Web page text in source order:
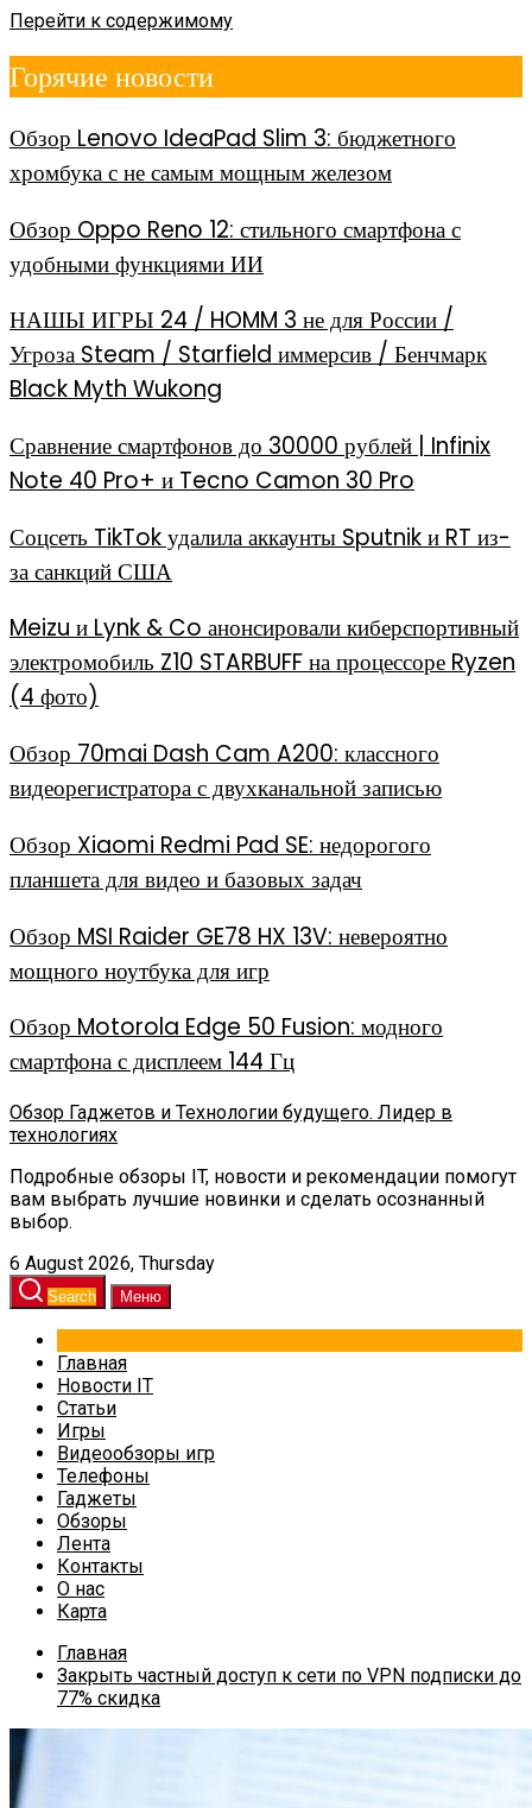
Перейти к содержимому
Горячие новости
Обзор Lenovo IdeaPad Slim 3: бюджетного
хромбука с не самым мощным железом
Обзор Oppo Reno 12: стильного смартфона с
удобными функциями ИИ
НАШЫ ИГРЫ 24 / HOMM 3 не для России /
Угроза Steam / Starfield иммерсив / Бенчмарк
Black Myth Wukong
Сравнение смартфонов до 30000 рублей | Infinix
Note 40 Pro+ и Tecno Camon 30 Pro
Соцсеть TikTok удалила аккаунты Sputnik и RT из-
за санкций США
Meizu и Lynk & Co анонсировали киберспортивный
электромобиль Z10 STARBUFF на процессоре Ryzen
(4 фото)
Обзор 70mai Dash Cam A200: классного
видеорегистратора с двухканальной записью
Обзор Xiaomi Redmi Pad SE: недорогого
планшета для видео и базовых задач
Обзор MSI Raider GE78 HX 13V: невероятно
мощного ноутбука для игр
Обзор Motorola Edge 50 Fusion: модного
смартфона с дисплеем 144 Гц
Обзор Гаджетов и Технологии будущего. Лидер в
технологиях
Подробные обзоры IT, новости и рекомендации помогут
вам выбрать лучшие новинки и сделать осознанный
выбор.
6 August 2026, Thursday
Search Меню
Главная
Новости IT
Статьи
Игры
Видеообзоры игр
Телефоны
Гаджеты
Обзоры
Лента
Контакты
О нас
Карта
Главная
Закрыть частный доступ к сети по VPN подписки до
77% скидка